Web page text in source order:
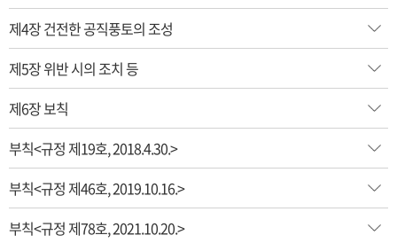
제4장 건전한 공직풍토의 조성
제5장 위반 시의 조치 등
제6장 보칙
부칙<규정 제19호, 2018.4.30.>
부칙<규정 제46호, 2019.10.16.>
부칙<규정 제78호, 2021.10.20.>